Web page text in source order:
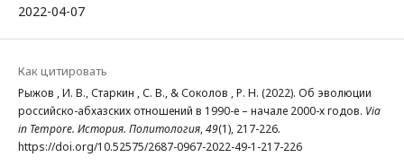
2022-04-07
Как цитировать
Рыжов , И. В., Старкин , С. В., & Соколов , Р. Н. (2022). Об эволюции
российско-абхазских отношений в 1990-е – начале 2000-х годов. Via
in Tempore. История. Политология,49(1), 217-226.
https://doi.org/10.52575/2687-0967-2022-49-1-217-226